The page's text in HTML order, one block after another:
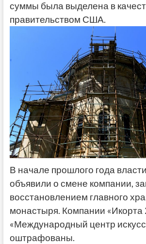
суммы была выделена в
правительством США.
В начале прошлого года
объявили о смене компании,
восстановлением главного
монастыря. Компании «Икорта
«Международный центр
оштрафованы.